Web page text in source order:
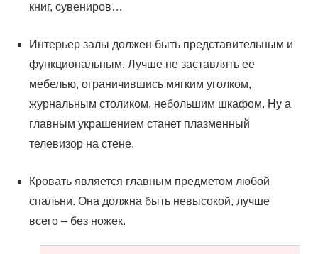
книг, сувениров…
Интерьер залы должен быть представительным и
функциональным. Лучше не заставлять ее
мебелью, ограничившись мягким уголком,
журнальным столиком, небольшим шкафом. Ну а
главным украшением станет плазменный
телевизор на стене.
Кровать является главным предметом любой
спальни. Она должна быть невысокой, лучше
всего – без ножек.